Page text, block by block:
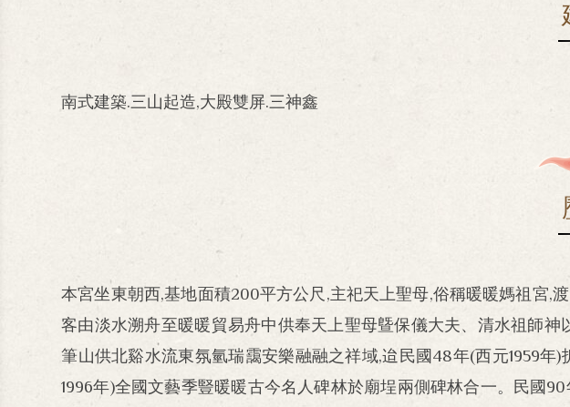
南式建築.三山起造,大殿雙屏.三神鑫
本宮坐東朝西,基地面積200平方公尺,主祀天上聖母,俗稱暖暖媽祖宮,
客由淡水溯舟至暖暖貿易舟中供奉天上聖母曁保儀大夫、清水祖師神
筆山供北谿水流東氛氫瑞靄安樂融融之祥域,迨民國48年(西元1959
1996年)全國文藝季豎暖暖古今名人碑林於廟埕兩側碑林合一。民國